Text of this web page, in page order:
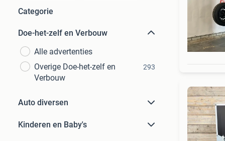
Categorie
Doe-het-zelf en Verbouw
Alle advertenties
Overige Doe-het-zelf en
Verbouw
293
Auto diversen
Kinderen en Baby's